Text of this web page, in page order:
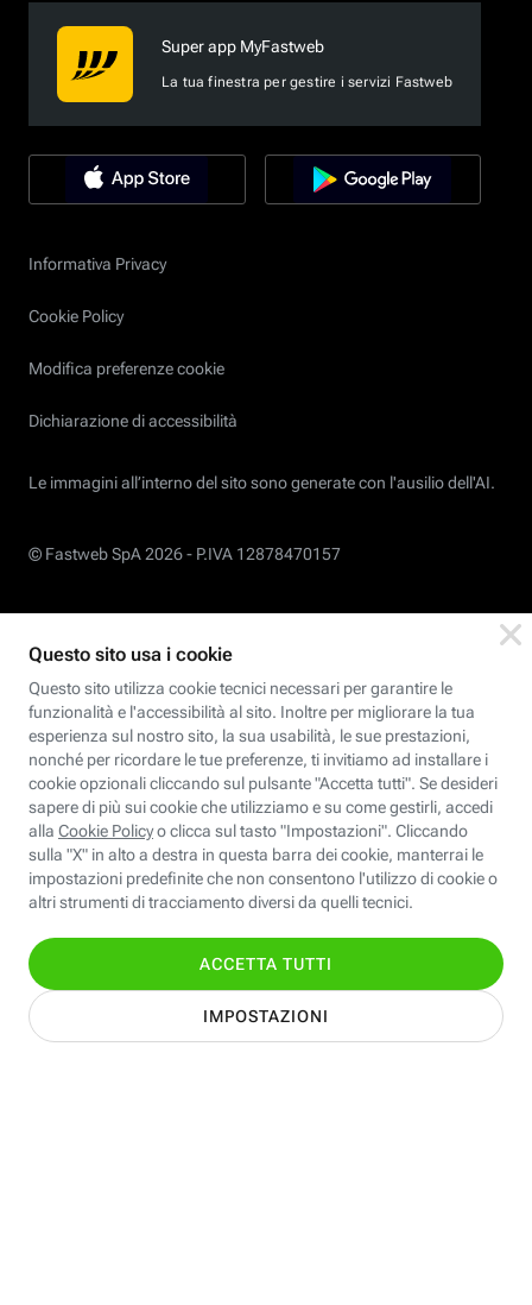
Super app MyFastweb
La tua finestra per gestire i servizi Fastweb
Informativa Privacy
Cookie Policy
Modifica preferenze cookie
Dichiarazione di accessibilità
Le immagini all’interno del sito sono generate con l'ausilio dell'AI.
© Fastweb SpA 2026 - P.IVA 12878470157